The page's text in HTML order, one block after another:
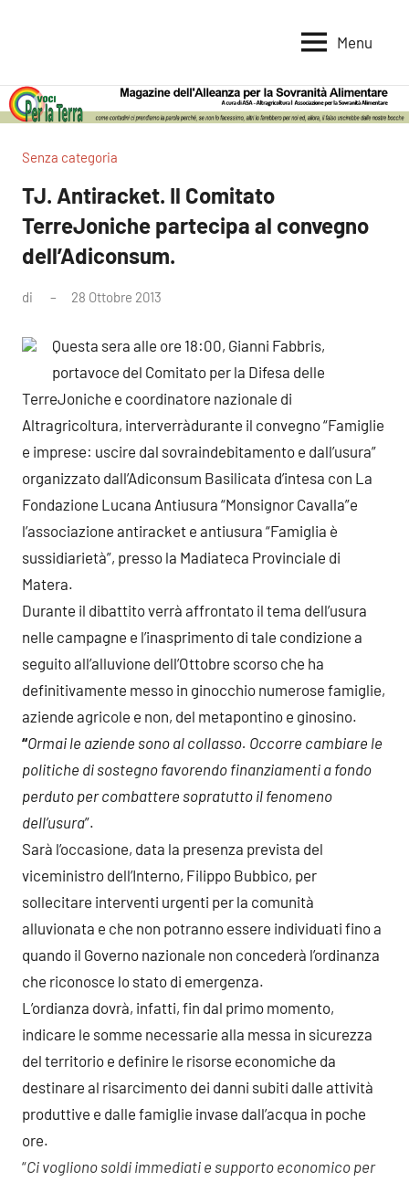
per
la
Terra
per
la
Alimentare
Menu
Senza categoria
TJ. Antiracket. Il Comitato
TerreJoniche partecipa al convegno
dell’Adiconsum.
di 28 Ottobre 2013
Questa sera alle ore 18:00, Gianni Fabbris,
portavoce del Comitato per la Difesa delle
TerreJoniche e coordinatore nazionale di
Altragricoltura, interverràdurante il convegno “Famiglie
e imprese: uscire dal sovraindebitamento e dall’usura”
organizzato dall’Adiconsum Basilicata d’intesa con La
Fondazione Lucana Antiusura “Monsignor Cavalla”e
l’associazione antiracket e antiusura “Famiglia è
sussidiarietà”, presso la Madiateca Provinciale di
Matera.
Durante il dibattito verrà affrontato il tema dell’usura
nelle campagne e l’inasprimento di tale condizione a
seguito all’alluvione dell’Ottobre scorso che ha
definitivamente messo in ginocchio numerose famiglie,
aziende agricole e non, del metapontino e ginosino.
“Ormai le aziende sono al collasso. Occorre cambiare le
politiche di sostegno favorendo finanziamenti a fondo
perduto per combattere sopratutto il fenomeno
dell’usura”.
Sarà l’occasione, data la presenza prevista del
viceministro dell’Interno, Filippo Bubbico, per
sollecitare interventi urgenti per la comunità
alluvionata e che non potranno essere individuati fino a
quando il Governo nazionale non concederà l’ordinanza
che riconosce lo stato di emergenza.
L’ordianza dovrà, infatti, fin dal primo momento,
indicare le somme necessarie alla messa in sicurezza
del territorio e definire le risorse economiche da
destinare al risarcimento dei danni subiti dalle attività
produttive e dalle famiglie invase dall’acqua in poche
ore.
“Ci vogliono soldi immediati e supporto economico per